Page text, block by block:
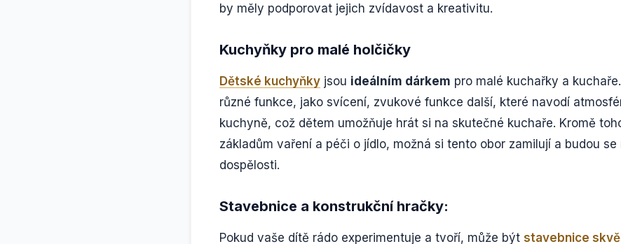
by měly podporovat jejich zvídavost a kreativitu.
Kuchyňky pro malé holčičky
Dětské kuchyňky jsou ideálním dárkem pro malé kuchařky a
různé funkce, jako svícení, zvukové funkce další, které navodí
kuchyně, což dětem umožňuje hrát si na skutečné kuchaře. Kromě
základům vaření a péči o jídlo, možná si tento obor zamilují a budou
dospělosti.
Stavebnice a konstrukční hračky:
Pokud vaše dítě rádo experimentuje a tvoří, může být stavebnice